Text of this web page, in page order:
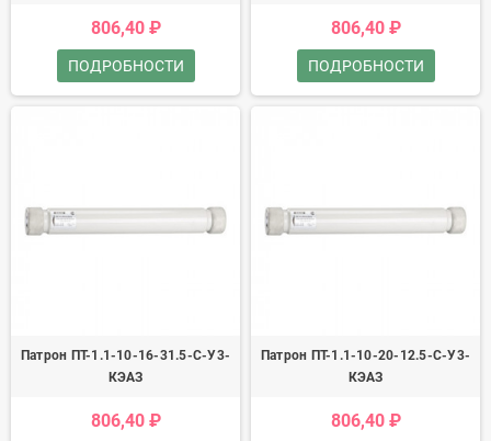
806,40 ₽
ПОДРОБНОСТИ
806,40 ₽
ПОДРОБНОСТИ
Патрон ПТ-1.1-10-16-31.5-С-У3-
КЭАЗ
806,40 ₽
Патрон ПТ-1.1-10-20-12.5-С-У3-
КЭАЗ
806,40 ₽